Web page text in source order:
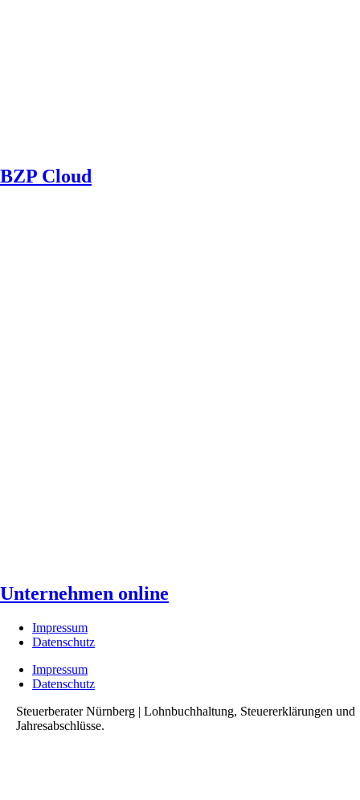
BZP Cloud
Unternehmen online
Impressum
Datenschutz
Impressum
Datenschutz
Steuerberater Nürnberg | Lohnbuchhaltung, Steuererklärungen und
Jahresabschlüsse.